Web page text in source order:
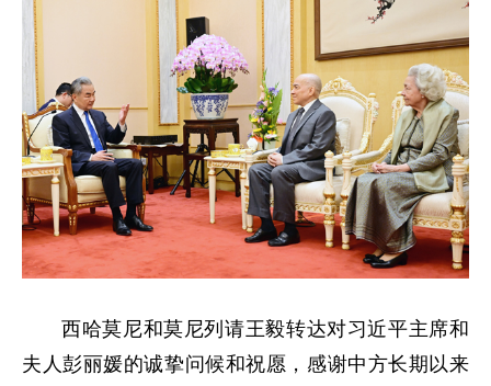
西哈莫尼和莫尼列请王毅转达对习近平主席和
夫人彭丽媛的诚挚问候和祝愿，感谢中方长期以来